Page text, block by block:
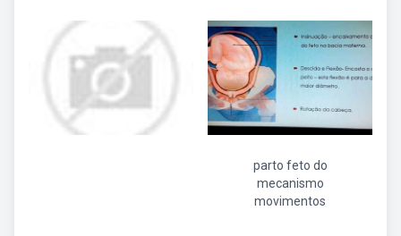
parto feto do
mecanismo
movimentos